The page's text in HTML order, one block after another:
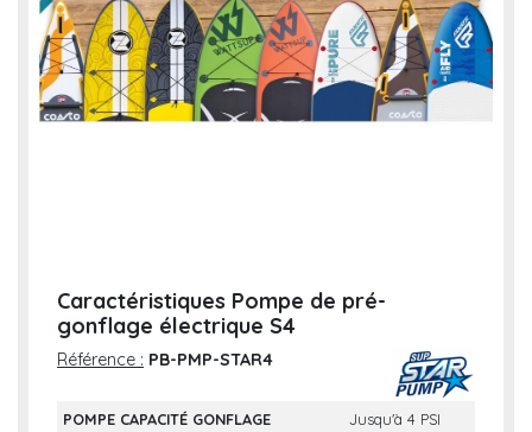
Caractéristiques Pompe de pré-
gonflage électrique S4
Référence : PB-PMP-STAR4
POMPE CAPACITÉ GONFLAGE Jusqu'à 4 PSI